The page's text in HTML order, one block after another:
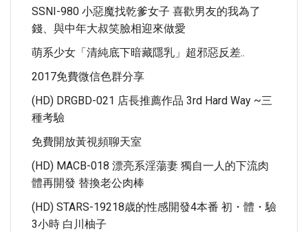
SSNI-980 小惡魔找乾爹女子 喜歡男友的我為了
錢、與中年大叔笑臉相迎來做愛
萌系少女「清純底下暗藏隱乳」超邪惡反差..
2017免費微信色群分享
(HD) DRGBD-021 店長推薦作品 3rd Hard Way ~三
種考驗
免費開放黃視頻聊天室
(HD) MACB-018 漂亮系淫蕩妻 獨自一人的下流肉
體再開發 替換老公肉棒
(HD) STARS-19218歳的性感開發4本番 初・體・驗
3小時 白川柚子